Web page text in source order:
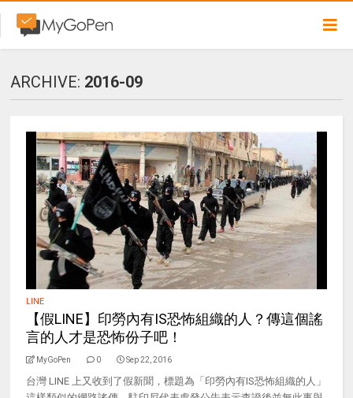
ARCHIVE: 2016-09
LINE
【假LINE】印勞內有IS恐怖組織的人？傳這個謠
言的人才是恐怖份子吧！
MyGoPen 0 Sep 22, 2016
台灣 LINE 上又收到了假新聞，標題為「印勞內有IS恐怖組織的人」